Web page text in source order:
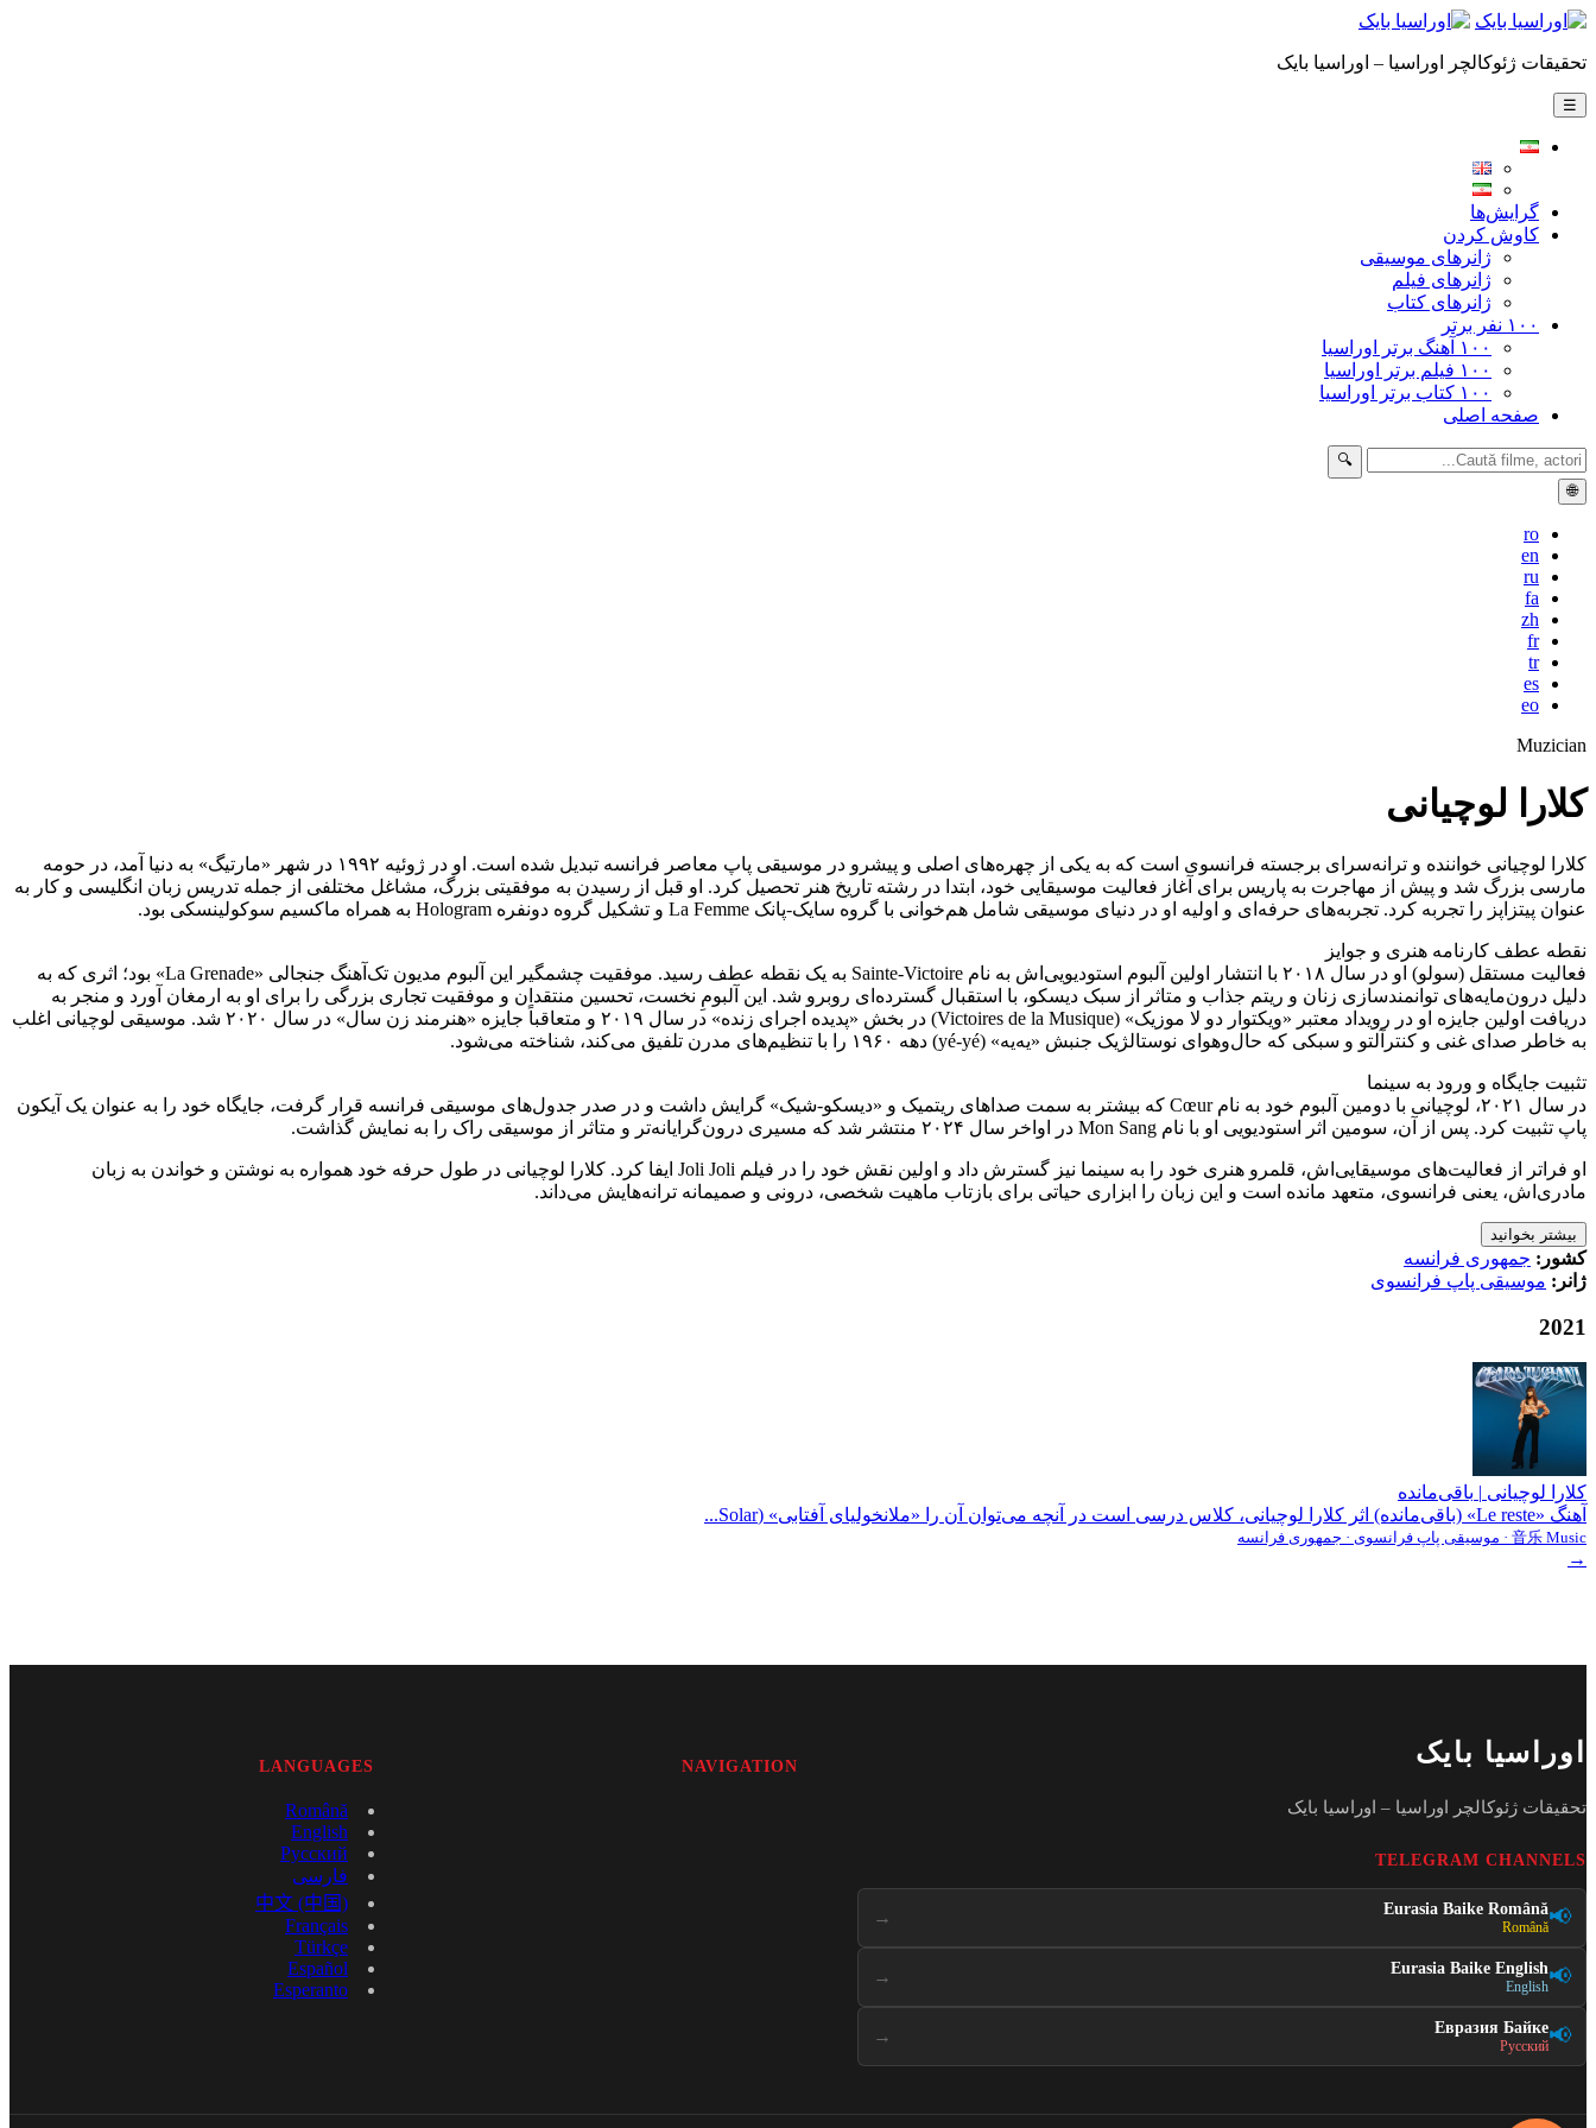
تحقیقات ژئوکالچر اوراسیا – اوراسیا بایک
☰
گرایش‌ها
کاوش کردن
ژانرهای موسیقی
ژانرهای فیلم
ژانرهای کتاب
۱۰۰ نفر برتر
۱۰۰ آهنگ برتر اوراسیا
۱۰۰ فیلم برتر اوراسیا
۱۰۰ کتاب برتر اوراسیا
صفحه اصلی
🔍
🌐
ro
en
ru
fa
zh
fr
tr
es
eo
Muzician
کلارا لوچیانی
کلارا لوچیانی خواننده و ترانه‌سرای برجسته فرانسوی است که به یکی از چهره‌های اصلی و پیشرو در موسیقی پاپ معاصر فرانسه تبدیل شده است. او در ژوئیه ۱۹۹۲ در شهر «مارتیگ» به دنیا آمد، در حومه
مارسی بزرگ شد و پیش از مهاجرت به پاریس برای آغاز فعالیت موسیقایی خود، ابتدا در رشته تاریخ هنر تحصیل کرد. او قبل از رسیدن به موفقیتی بزرگ، مشاغل مختلفی از جمله تدریس زبان انگلیسی و کار به
عنوان پیتزاپز را تجربه کرد. تجربه‌های حرفه‌ای و اولیه او در دنیای موسیقی شامل هم‌خوانی با گروه سایک-پانک La Femme و تشکیل گروه دونفره Hologram به همراه ماکسیم سوکولینسکی بود.
نقطه عطف کارنامه هنری و جوایز
فعالیت مستقل (سولو) او در سال ۲۰۱۸ با انتشار اولین آلبوم استودیویی‌اش به نام Sainte-Victoire به یک نقطه عطف رسید. موفقیت چشمگیر این آلبوم مدیون تک‌آهنگ جنجالی «La Grenade» بود؛ اثری که به
دلیل درون‌مایه‌های توانمندسازی زنان و ریتم جذاب و متاثر از سبک دیسکو، با استقبال گسترده‌ای روبرو شد. این آلبومِ نخست، تحسین منتقدان و موفقیت تجاری بزرگی را برای او به ارمغان آورد و منجر به
دریافت اولین جایزه او در رویداد معتبر «ویکتوار دو لا موزیک» (Victoires de la Musique) در بخش «پدیده اجرای زنده» در سال ۲۰۱۹ و متعاقباً جایزه «هنرمند زن سال» در سال ۲۰۲۰ شد. موسیقی لوچیانی اغلب
به خاطر صدای غنی و کنترآلتو و سبکی که حال‌وهوای نوستالژیک جنبش «یه‌یه» (yé-yé) دهه ۱۹۶۰ را با تنظیم‌های مدرن تلفیق می‌کند، شناخته می‌شود.
تثبیت جایگاه و ورود به سینما
در سال ۲۰۲۱، لوچیانی با دومین آلبوم خود به نام Cœur که بیشتر به سمت صداهای ریتمیک و «دیسکو-شیک» گرایش داشت و در صدر جدول‌های موسیقی فرانسه قرار گرفت، جایگاه خود را به عنوان یک آیکون
پاپ تثبیت کرد. پس از آن، سومین اثر استودیویی او با نام Mon Sang در اواخر سال ۲۰۲۴ منتشر شد که مسیری درون‌گرایانه‌تر و متاثر از موسیقی راک را به نمایش گذاشت.
او فراتر از فعالیت‌های موسیقایی‌اش، قلمرو هنری خود را به سینما نیز گسترش داد و اولین نقش خود را در فیلم Joli Joli ایفا کرد. کلارا لوچیانی در طول حرفه خود همواره به نوشتن و خواندن به زبان
مادری‌اش، یعنی فرانسوی، متعهد مانده است و این زبان را ابزاری حیاتی برای بازتاب ماهیت شخصی، درونی و صمیمانه ترانه‌هایش می‌داند.
بیشتر بخوانید
کشور: جمهوری فرانسه
ژانر: موسیقی پاپ فرانسوی
2021
کلارا لوچیانی | باقی‌مانده
آهنگ «Le reste» (باقی‌مانده) اثر کلارا لوچیانی، کلاس درسی است در آنچه می‌توان آن را «ملانخولیای آفتابی» (Solar...
音乐 Music · موسیقی پاپ فرانسوی · جمهوری فرانسه
→
اوراسیا بایک
تحقیقات ژئوکالچر اوراسیا – اوراسیا بایک
TELEGRAM CHANNELS
📢
Eurasia Baike Română
Română
→
📢
Eurasia Baike English
English
→
📢
Евразия Байке
Русский
→
NAVIGATION
LANGUAGES
Română
English
Русский
فارسی
中文 (中国)
Français
Türkçe
Español
Esperanto